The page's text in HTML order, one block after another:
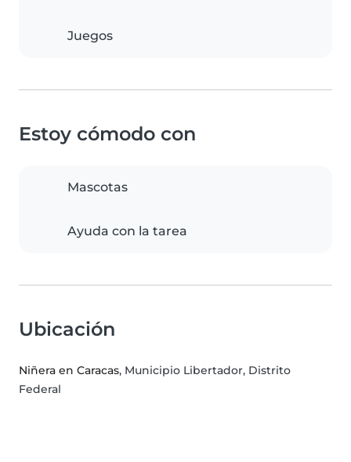
Juegos
Estoy cómodo con
Mascotas
Ayuda con la tarea
Ubicación
Niñera en Caracas, Municipio Libertador, Distrito
Federal